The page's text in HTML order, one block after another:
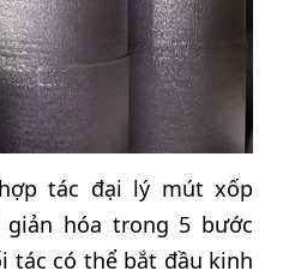
tác đại lý mút xốp
hóa trong 5 bước
tác có thể bắt đầu kinh